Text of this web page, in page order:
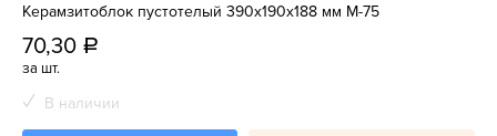
Керамзитоблок пустотелый 390x190x188 мм М-75
70,30 a
за шт.
В наличии